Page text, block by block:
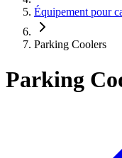
Équipement pour
Parking Coolers
Parking